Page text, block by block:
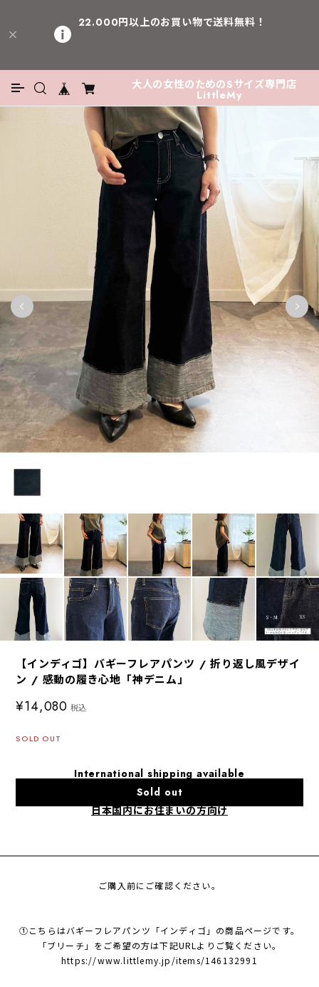
22.000円以上のお買い物で送料無料！
大人の女性のためのSサイズ専門店
LittleMy
【インディゴ】バギーフレアパンツ / 折り返し風デザイ
ン / 感動の履き心地「神デニム」
¥14,080 税込
SOLD OUT
International shipping available
Sold out
日本国内にお住まいの方向け
ご購入前にご確認ください。
①こちらはバギーフレアパンツ「インディゴ」の商品ページです。
「ブリーチ」をご希望の方は下記URLよりご覧ください。
https://www.littlemy.jp/items/146132991